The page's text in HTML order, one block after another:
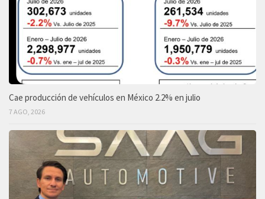
Cae producción de vehículos en México 2.2% en julio
7 AGO, 2026